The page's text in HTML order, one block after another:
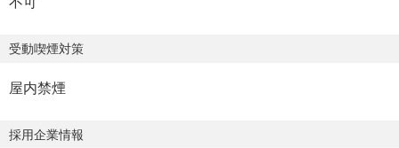
北海道（安平町）/宮城県（角田市）/埼玉県（深谷市）/茨
県（米原市）/京都府（舞鶴市）/佐賀県（鳥栖市）
※相談可
受動喫煙対策
屋内禁煙
採用企業情報